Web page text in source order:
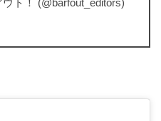
ト！ (@barfout_editors)